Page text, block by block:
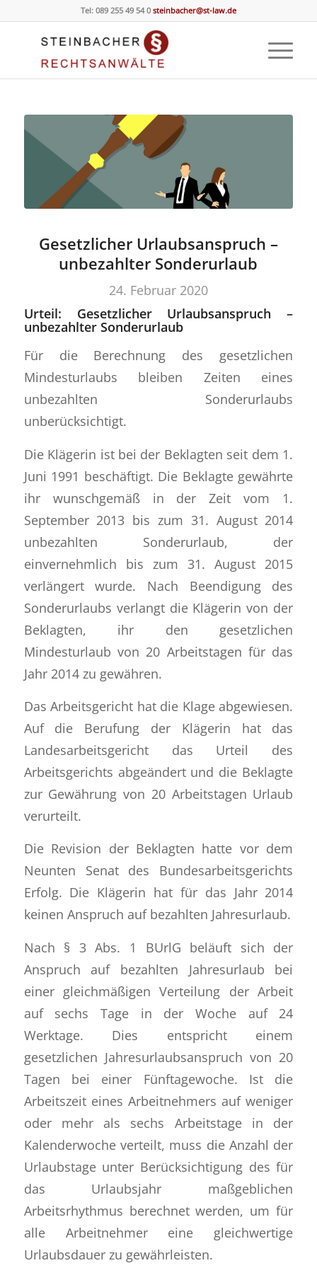
Tel: 089 255 49 54 0steinbacher@st-law.de
Gesetzlicher Urlaubsanspruch –
unbezahlter Sonderurlaub
24. Februar 2020
Urteil: Gesetzlicher Urlaubsanspruch –
unbezahlter Sonderurlaub
Für die Berechnung des gesetzlichen
Mindesturlaubs bleiben Zeiten eines
unbezahlten Sonderurlaubs
unberücksichtigt.
Die Klägerin ist bei der Beklagten seit dem 1.
Juni 1991 beschäftigt. Die Beklagte gewährte
ihr wunschgemäß in der Zeit vom 1.
September 2013 bis zum 31. August 2014
unbezahlten Sonderurlaub, der
einvernehmlich bis zum 31. August 2015
verlängert wurde. Nach Beendigung des
Sonderurlaubs verlangt die Klägerin von der
Beklagten, ihr den gesetzlichen
Mindesturlaub von 20 Arbeitstagen für das
Jahr 2014 zu gewähren.
Das Arbeitsgericht hat die Klage abgewiesen.
Auf die Berufung der Klägerin hat das
Landesarbeitsgericht das Urteil des
Arbeitsgerichts abgeändert und die Beklagte
zur Gewährung von 20 Arbeitstagen Urlaub
verurteilt.
Die Revision der Beklagten hatte vor dem
Neunten Senat des Bundesarbeitsgerichts
Erfolg. Die Klägerin hat für das Jahr 2014
keinen Anspruch auf bezahlten Jahresurlaub.
Nach § 3 Abs. 1 BUrlG beläuft sich der
Anspruch auf bezahlten Jahresurlaub bei
einer gleichmäßigen Verteilung der Arbeit
auf sechs Tage in der Woche auf 24
Werktage. Dies entspricht einem
gesetzlichen Jahresurlaubsanspruch von 20
Tagen bei einer Fünftagewoche. Ist die
Arbeitszeit eines Arbeitnehmers auf weniger
oder mehr als sechs Arbeitstage in der
Kalenderwoche verteilt, muss die Anzahl der
Urlaubstage unter Berücksichtigung des für
das Urlaubsjahr maßgeblichen
Arbeitsrhythmus berechnet werden, um für
alle Arbeitnehmer eine gleichwertige
Urlaubsdauer zu gewährleisten.